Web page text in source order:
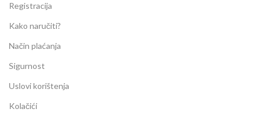
Registracija
Kako naručiti?
Način plaćanja
Sigurnost
Uslovi korištenja
Kolačići